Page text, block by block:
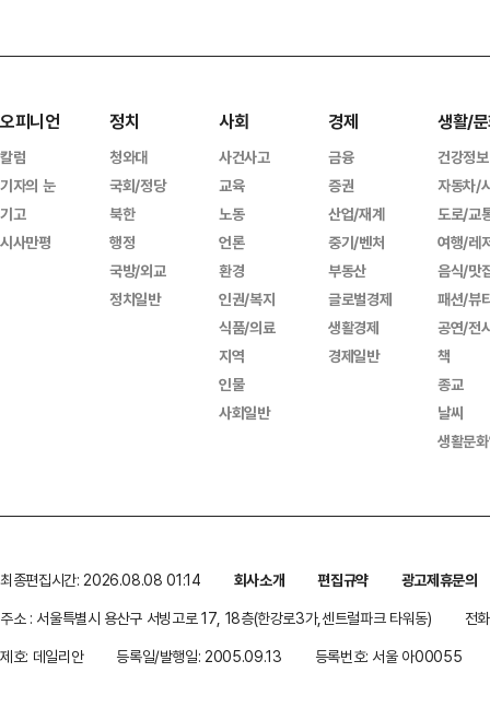
오피니언
칼럼
기자의 눈
기고
시사만평
정치
청와대
국회/정당
북한
행정
국방/외교
정치일반
사회
사건사고
교육
노동
언론
환경
인권/복지
식품/의료
지역
인물
사회일반
경제
금융
증권
산업/재계
중기/벤처
부동산
글로벌경제
생활경제
경제일반
생활/
건강정보
자동차/
도로/교
여행/레
음식/맛
패션/뷰
공연/전
책
종교
날씨
생활문
최종편집시간: 2026.08.08 01:14 회사소개 편집규약
광고제휴문의
주소 : 서울특별시 용산구 서빙고로 17, 18층(한강로3가,센트럴파크 타워동)
전
제호: 데일리안
등록일/발행일: 2005.09.13 등록번호: 서울 아00055